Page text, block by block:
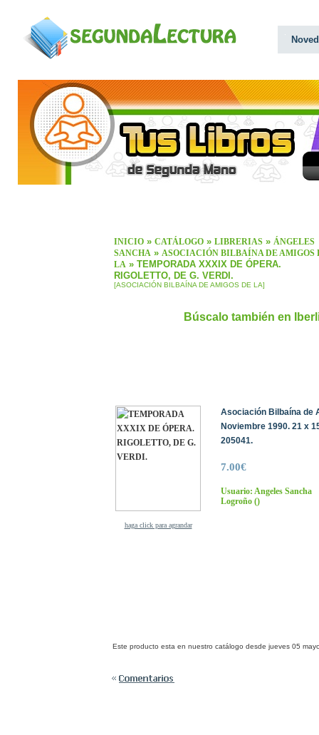
INICIO » CATÁLOGO » LIBRERIAS » ÁNGELES
SANCHA » ASOCIACIÓN BILBAÍNA DE AMIGOS
LA » TEMPORADA XXXIX DE ÓPERA.
RIGOLETTO, DE G. VERDI.
[ASOCIACIÓN BILBAÍNA DE AMIGOS DE LA]
Búscalo también en
haga click para agrandar
Asociación Bilbaína de
Noviembre 1990. 21 x
205041.
7.00€
Usuario: Angeles Sancha
Logroño ()
Este producto esta en nuestro catálogo desde jueves 05